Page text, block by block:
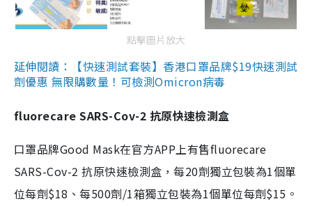
點擊圖片放大
延伸閱讀：【快速測試套裝】香港口罩品牌$19快速測試
劑優惠 無限購數量！可檢測Omicron病毒
fluorecare SARS-Cov-2 抗原快速檢測盒
口罩品牌Good Mask在官方APP上有售fluorecare
SARS-Cov-2 抗原快速檢測盒，每20劑獨立包裝為1個單
位每劑$18、每500劑/1箱獨立包裝為1個單位每劑$15。